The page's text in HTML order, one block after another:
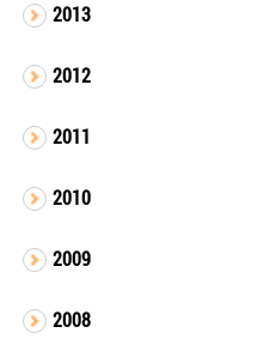
2013
2012
2011
2010
2009
2008